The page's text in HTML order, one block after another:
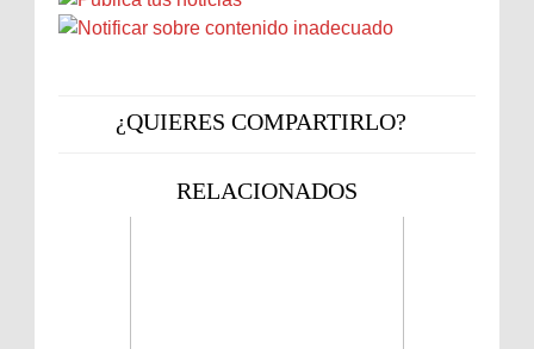
¿QUIERES COMPARTIRLO?
RELACIONADOS